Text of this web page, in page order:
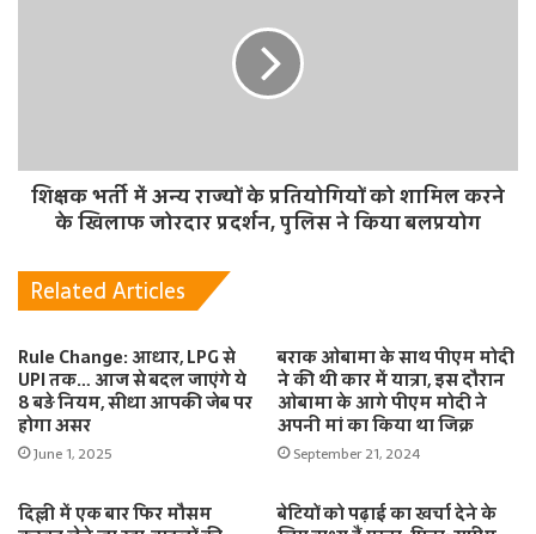
शिक्षक भर्ती में अन्य राज्यों के प्रतियोगियों को शामिल करने
के खिलाफ जोरदार प्रदर्शन, पुलिस ने किया बलप्रयोग
Related Articles
Rule Change: आधार, LPG से
UPI तक… आज से बदल जाएंगे ये
8 बड़े नियम, सीधा आपकी जेब पर
होगा असर
June 1, 2025
बराक ओबामा के साथ पीएम मोदी
ने की थी कार में यात्रा, इस दौरान
ओबामा के आगे पीएम मोदी ने
अपनी मां का किया था जिक्र
September 21, 2024
दिल्ली में एक बार फिर मौसम
बेटियों को पढ़ाई का खर्चा देने के